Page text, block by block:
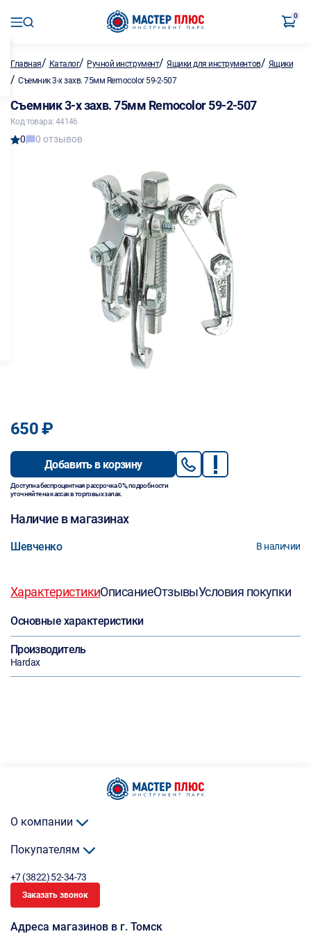
0
Главная/ Каталог/ Ручной инструмент/Ящики для инструментов/ Ящики
/ Съемник 3-х захв. 75мм Remocolor 59-2-507
Съемник 3-х захв. 75мм Remocolor 59-2-507
Код товара: 44146
0 0 отзывов
650 ₽
Добавить в корзину
Доступна беспроцентная рассрочка 0%, подробности
уточняйте на кассах в торговых залах.
Наличие в магазинах
Шевченко В наличии
ХарактеристикиОписаниеОтзывыУсловия покупки
Основные характеристики
Производитель
Hardax
О компании
Покупателям
+7 (3822) 52-34-73
Заказать звонок
Адреса магазинов в г. Томск